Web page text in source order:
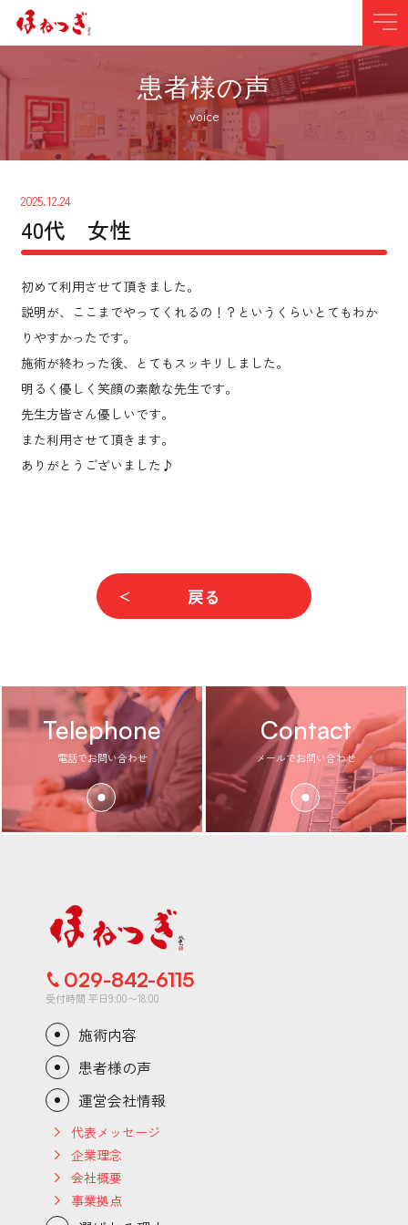
患者様の声
voice
2025.12.24
40代 女性
初めて利用させて頂きました。
説明が、ここまでやってくれるの！？というくらいとてもわか
りやすかったです。
施術が終わった後、とてもスッキリしました。
明るく優しく笑顔の素敵な先生です。
先生方皆さん優しいです。
また利用させて頂きます。
ありがとうございました♪
戻る
Telephone
電話でお問い合わせ
Contact
メールでお問い合わせ
029-842-6115
受付時間 平日9:00〜18:00
施術内容
患者様の声
運営会社情報
代表メッセージ
企業理念
会社概要
事業拠点